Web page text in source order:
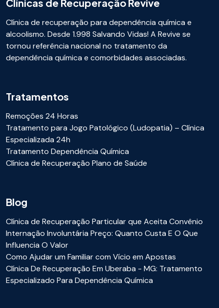
Clínicas de Recuperação Revive
Clínica de recuperação para dependência química e
alcoolismo. Desde 1.998 Salvando Vidas! A Revive se
tornou referência nacional no tratamento da
dependência química e comorbidades associadas.
Tratamentos
Remoções 24 Horas
Tratamento para Jogo Patológico (Ludopatia) – Clínica
Especializada 24h
Tratamento Dependência Química
Clínica de Recuperação Plano de Saúde
Blog
Clínica de Recuperação Particular que Aceita Convênio
Internação Involuntária Preço: Quanto Custa E O Que
Influencia O Valor
Como Ajudar um Familiar com Vício em Apostas
Clínica De Recuperação Em Uberaba - MG: Tratamento
Especializado Para Dependência Química